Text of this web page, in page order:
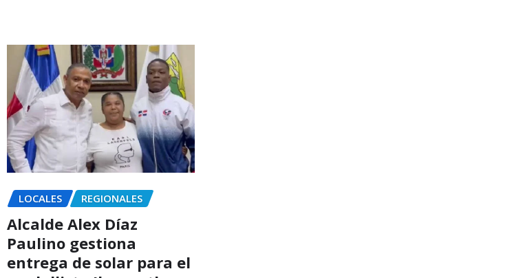
LOCALES REGIONALES
Alcalde Alex Díaz
Paulino gestiona
entrega de solar para el